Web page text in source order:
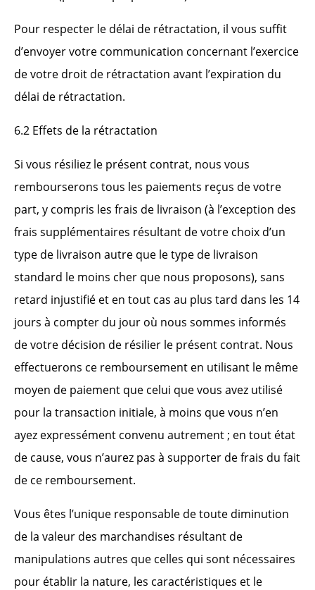
Pour respecter le délai de rétractation, il vous suffit
d’envoyer votre communication concernant l’exercice
de votre droit de rétractation avant l’expiration du
délai de rétractation.
6.2 Effets de la rétractation
Si vous résiliez le présent contrat, nous vous
rembourserons tous les paiements reçus de votre
part, y compris les frais de livraison (à l’exception des
frais supplémentaires résultant de votre choix d’un
type de livraison autre que le type de livraison
standard le moins cher que nous proposons), sans
retard injustifié et en tout cas au plus tard dans les 14
jours à compter du jour où nous sommes informés
de votre décision de résilier le présent contrat. Nous
effectuerons ce remboursement en utilisant le même
moyen de paiement que celui que vous avez utilisé
pour la transaction initiale, à moins que vous n’en
ayez expressément convenu autrement ; en tout état
de cause, vous n’aurez pas à supporter de frais du fait
de ce remboursement.
Vous êtes l’unique responsable de toute diminution
de la valeur des marchandises résultant de
manipulations autres que celles qui sont nécessaires
pour établir la nature, les caractéristiques et le